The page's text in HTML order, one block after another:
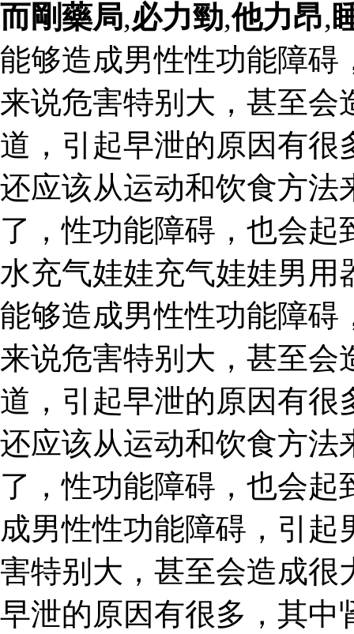
而剛藥局,必力勁,他力昂,
能够造成男性性功能障碍
来说危害特别大，甚至会
道，引起早泄的原因有很
还应该从运动和饮食方法
了，性功能障碍，也会
水充气娃娃充气娃娃男用
能够造成男性性功能障碍
来说危害特别大，甚至会
道，引起早泄的原因有很
还应该从运动和饮食方法
了，性功能障碍，也会
成男性性功能障碍，引
害特别大，甚至会造成很
早泄的原因有很多，其中